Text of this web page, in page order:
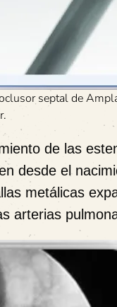
septal de
de las
desde el
metálicas
arterias